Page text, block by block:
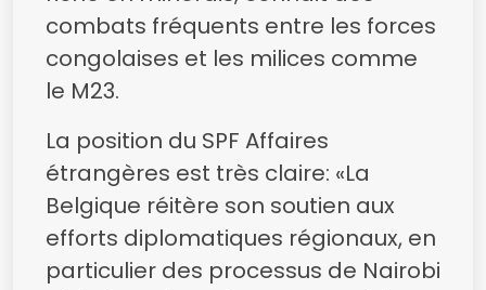
combats fréquents entre les forces
congolaises et les milices comme
le M23.
La position du SPF Affaires
étrangères est très claire: «La
Belgique réitère son soutien aux
efforts diplomatiques régionaux, en
particulier des processus de Nairobi